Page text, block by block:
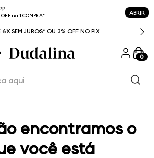
na 1 COMPRA* ABRIR
6X SEM JUROS* OU 3% OFF NO PIX
0
encontramos o
você está